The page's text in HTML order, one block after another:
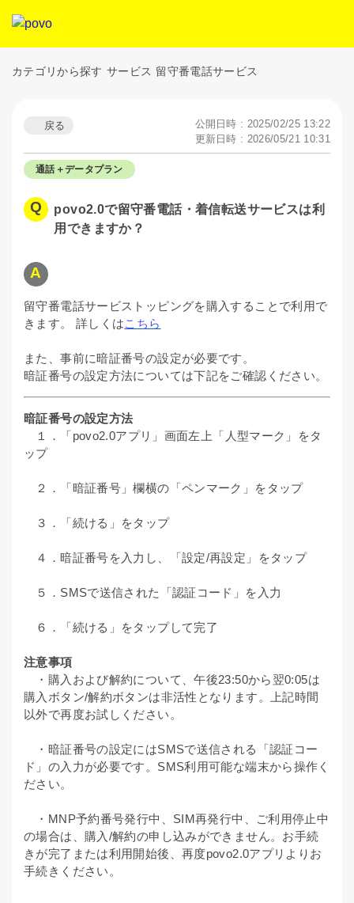
カテゴリから探す サービス 留守番電話サービス
戻る
公開日時 : 2025/02/25 13:22
更新日時 : 2026/05/21 10:31
通話＋データプラン
povo2.0で留守番電話・着信転送サービスは利
用できますか？
留守番電話サービストッピングを購入することで利用で
きます。 詳しくはこちら
また、事前に暗証番号の設定が必要です。
暗証番号の設定方法については下記をご確認ください。
暗証番号の設定方法
１．「povo2.0アプリ」画面左上「人型マーク」をタ
ップ
２．「暗証番号」欄横の「ペンマーク」をタップ
３．「続ける」をタップ
４．暗証番号を入力し、「設定/再設定」をタップ
５．SMSで送信された「認証コード」を入力
６．「続ける」をタップして完了
注意事項
・購入および解約について、午後23:50から翌0:05は
購入ボタン/解約ボタンは非活性となります。上記時間
以外で再度お試しください。
・暗証番号の設定にはSMSで送信される「認証コー
ド」の入力が必要です。SMS利用可能な端末から操作く
ださい。
・MNP予約番号発行中、SIM再発行中、ご利用停止中
の場合は、購入/解約の申し込みができません。お手続
きが完了または利用開始後、再度povo2.0アプリよりお
手続きください。